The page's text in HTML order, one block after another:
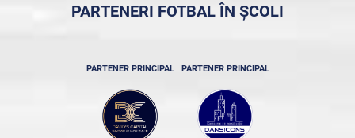
PARTENERI FOTBAL ÎN ȘCOLI
PARTENER PRINCIPAL PARTENER PRINCIPAL